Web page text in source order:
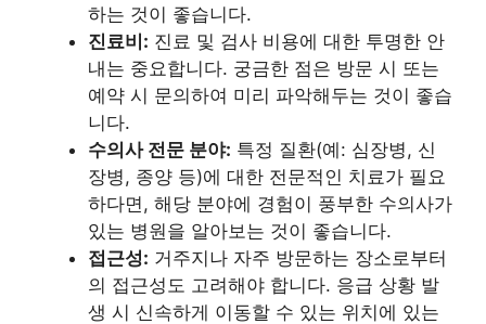
하는 것이 좋습니다.
진료비: 진료 및 검사 비용에 대한 투명한 안
내는 중요합니다. 궁금한 점은 방문 시 또는
예약 시 문의하여 미리 파악해두는 것이 좋습
니다.
수의사 전문 분야: 특정 질환(예: 심장병, 신
장병, 종양 등)에 대한 전문적인 치료가 필요
하다면, 해당 분야에 경험이 풍부한 수의사가
있는 병원을 알아보는 것이 좋습니다.
접근성: 거주지나 자주 방문하는 장소로부터
의 접근성도 고려해야 합니다. 응급 상황 발
생 시 신속하게 이동할 수 있는 위치에 있는